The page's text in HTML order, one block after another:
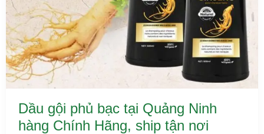
Dầu gội phủ bạc tại Quảng Ninh
hàng Chính Hãng, ship tận nơi